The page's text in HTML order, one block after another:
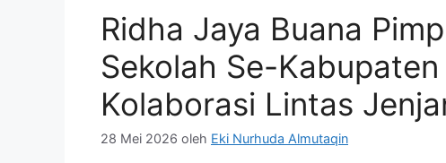
Ridha Jaya Buana
Sekolah Se-
Kolaborasi Lintas
28 Mei 2026 oleh Eki Nurhuda Almutaqin